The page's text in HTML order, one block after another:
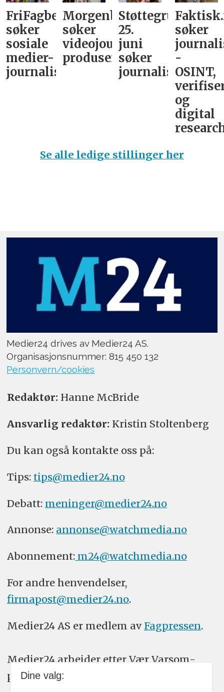
FriFagbevegelse
søker
sosiale
medier-
journalist
Morgenbladet
søker
videojournalist/podkast-
produsent
Støttegruppa
25.
juni
søker
journalist
søker
-
OSINT,
og
digital
Se alle ledige stillinger her
Medier24 drives av Medier24 AS.
Organisasjonsnummer: 815 450 132
Personvern/cookies
Redaktør: Hanne McBride
Ansvarlig redaktør: Kristin Stoltenberg
Du kan også kontakte oss på:
Tips: tips@medier24.no
Debatt: meninger@medier24.no
Annonse: annonse@watchmedia.no
Abonnement:m24@watchmedia.no
For andre henvendelser,
firmapost@medier24.no.
Medier24 AS er medlem av Fagpressen.
Medier24 arbeider etter Vær Varsom-
plakatens regler for god presseskikk.
Dine valg: